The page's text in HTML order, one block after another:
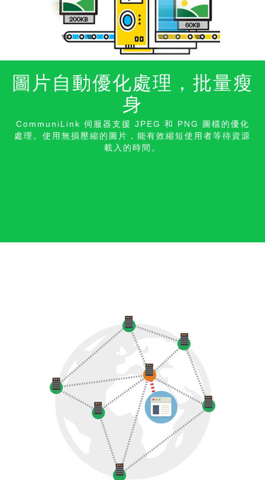
圖片自動優化處理，批量瘦
身
CommuniLink 伺服器支援 JPEG 和 PNG 圖檔的優化
處理。使用無損壓縮的圖片，能有效縮短使用者等待資源
載入的時間。